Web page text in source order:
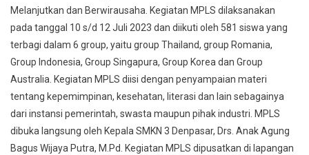
Melanjutkan dan Berwirausaha. Kegiatan MPLS dilaksanakan
pada tanggal 10 s/d 12 Juli 2023 dan diikuti oleh 581 siswa yang
terbagi dalam 6 group, yaitu group Thailand, group Romania,
Group Indonesia, Group Singapura, Group Korea dan Group
Australia. Kegiatan MPLS diisi dengan penyampaian materi
tentang kepemimpinan, kesehatan, literasi dan lain sebagainya
dari instansi pemerintah, swasta maupun pihak industri. MPLS
dibuka langsung oleh Kepala SMKN 3 Denpasar, Drs. Anak Agung
Bagus Wijaya Putra, M.Pd. Kegiatan MPLS dipusatkan di lapangan